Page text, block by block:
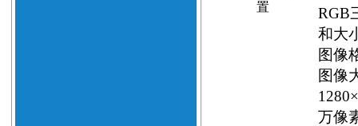
置
RGB
和大
图像
图像
万像